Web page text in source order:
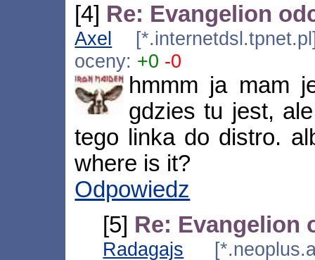
[4] Re: Evangelion
Axel
oceny: +0 -0
hmmm ja mam
gdzies tu jest,
tego linka do distro.
where is it?
Odpowiedz
[5] Re: Evangelion
Radagajs